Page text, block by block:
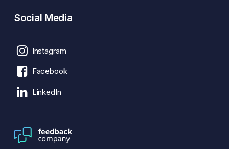
Social Media
Instagram
Facebook
LinkedIn